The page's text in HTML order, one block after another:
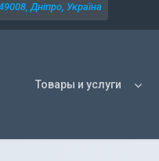
Дніпро, Україна
Товары и услуги